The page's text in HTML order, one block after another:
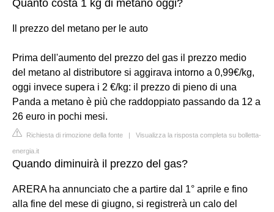
Quanto costa 1 kg di metano oggi?
Il prezzo del metano per le auto
Prima dell'aumento del prezzo del gas il prezzo medio
del metano al distributore si aggirava intorno a 0,99€/kg,
oggi invece supera i 2 €/kg: il prezzo di pieno di una
Panda a metano è più che raddoppiato passando da 12 a
26 euro in pochi mesi.
Richiesta di rimozione della fonte | Visualizza la risposta completa su bolletta-
energia.it
Quando diminuirà il prezzo del gas?
ARERA ha annunciato che a partire dal 1° aprile e fino
alla fine del mese di giugno, si registrerà un calo del